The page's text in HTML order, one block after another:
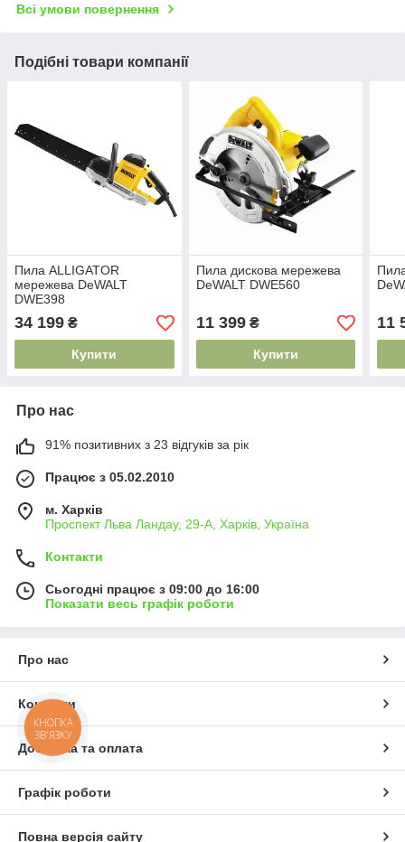
Всі умови повернення
Подібні товари компанії
Пила ALLIGATOR
мережева DeWALT
DWE398
34 199 ₴
Купити
Пила дискова мережева
DeWALT DWE560
11 399₴
Купити
11
Про нас
91% позитивних з 23 відгуків за рік
Працює з 05.02.2010
м. Харків
Проспект Льва Ландау, 29-А, Харків, Україна
Контакти
Сьогодні працює з 09:00 до 16:00
Показати весь графік роботи
Про нас
Контакти
Доставка та оплата
Графік роботи
Повна версія сайту
КНОПКА
ЗВ'ЯЗКУ